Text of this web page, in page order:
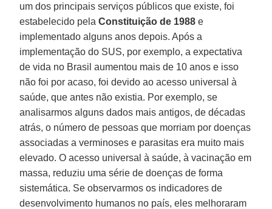
um dos principais serviços públicos que existe, foi
estabelecido pela Constituição de 1988 e
implementado alguns anos depois. Após a
implementação do SUS, por exemplo, a expectativa
de vida no Brasil aumentou mais de 10 anos e isso
não foi por acaso, foi devido ao acesso universal à
saúde, que antes não existia. Por exemplo, se
analisarmos alguns dados mais antigos, de décadas
atrás, o número de pessoas que morriam por doenças
associadas a verminoses e parasitas era muito mais
elevado. O acesso universal à saúde, à vacinação em
massa, reduziu uma série de doenças de forma
sistemática. Se observarmos os indicadores de
desenvolvimento humanos no país, eles melhoraram